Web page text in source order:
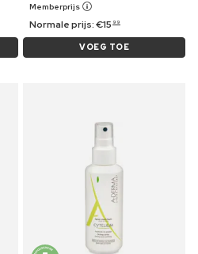
Memberprijs
Normale prijs:€15 99
VOEG TOE